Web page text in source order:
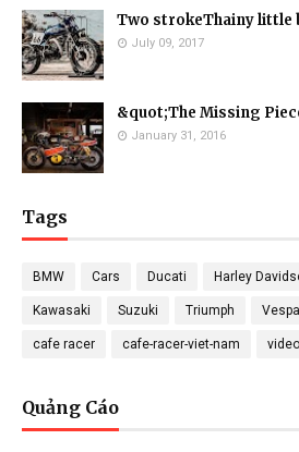
Two strokeThainy little
July 09, 2017
&quot;The Missing
January 31, 2016
Tags
BMW Cars Ducati Harley
Kawasaki Suzuki Triumph Vespa
cafe racer cafe-racer-viet-nam video
Quảng Cáo